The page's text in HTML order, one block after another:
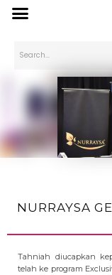
NURRAYSA
Tahniah diucapkan
telah ke program